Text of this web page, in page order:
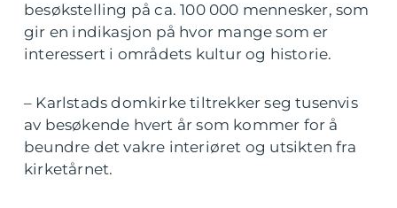
besøkstelling på ca. 100 000 mennesker, som
gir en indikasjon på hvor mange som er
interessert i områdets kultur og historie.
– Karlstads domkirke tiltrekker seg tusenvis
av besøkende hvert år som kommer for å
beundre det vakre interiøret og utsikten fra
kirketårnet.